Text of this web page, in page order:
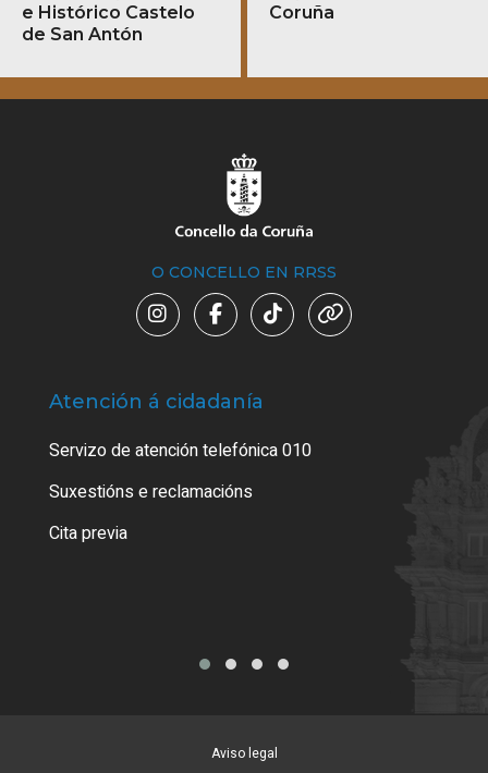
e Histórico Castelo
de San Antón
Coruña
O CONCELLO EN RRSS
Atención á cidadanía
Servizo de atención telefónica 010
Suxestións e reclamacións
Cita previa
Aviso legal